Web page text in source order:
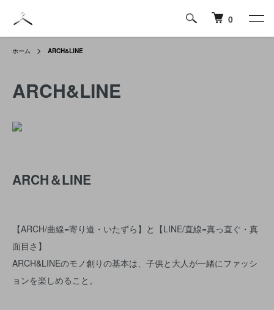
0
ホーム ARCH&LINE
ARCH&LINE
ARCH＆LINE
【ARCH/曲線=寄り道・いたずら】と【LINE/直線=真っ直ぐ・真
面目さ】
ARCH&LINEのモノ創りの基本は、子供と大人が一緒にファッシ
ョンを楽しめること。